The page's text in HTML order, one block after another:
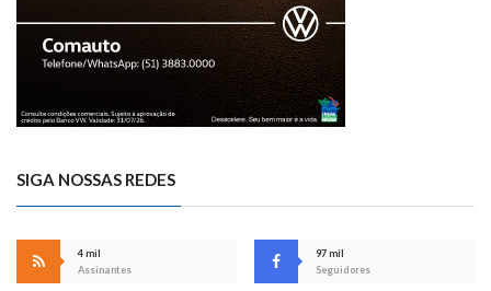
SIGA NOSSAS REDES
4 mil
Assinantes
97 mil
Seguidores